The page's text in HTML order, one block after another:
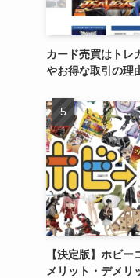
カード売買はトレ
やお得な取引の理
【決定版】ホビ
メリット・デメリ